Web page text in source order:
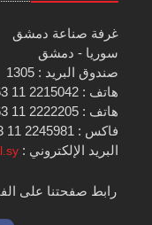
غرفة صناعة دمشق
سوريا - دمشق
صندوق البريد : 1305
هاتف : 2215042 11 963+
هاتف : 2222205 11 963+
فاكس : 2245981 11 963+
البريد الإلكتروني :
رابط صفحتنا على